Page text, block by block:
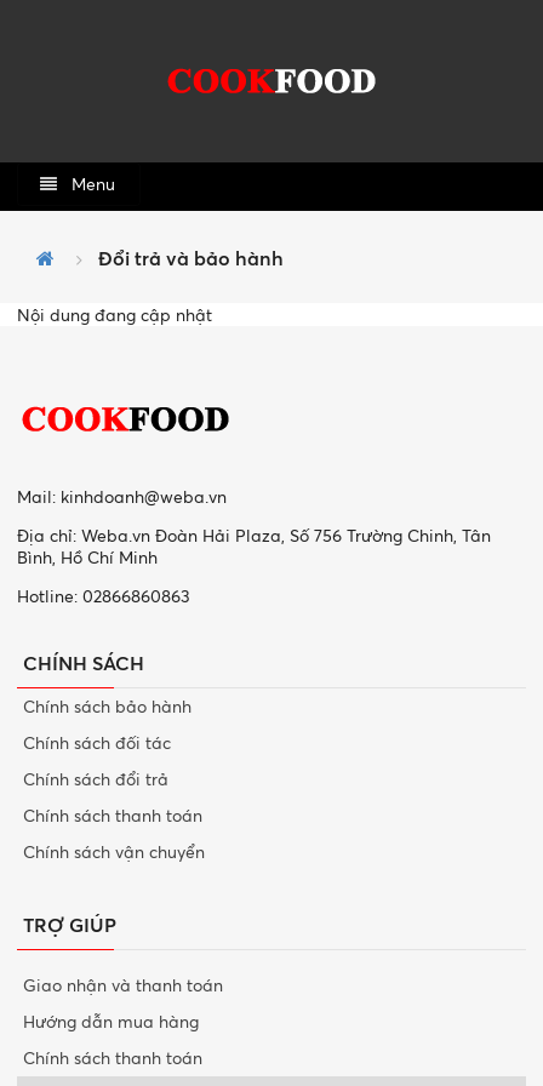
Menu
Đổi trả và bảo hành
Nội dung đang cập nhật
Mail: kinhdoanh@weba.vn
Địa chỉ: Weba.vn Đoàn Hải Plaza, Số 756 Trường Chinh, Tân
Bình, Hồ Chí Minh
Hotline: 02866860863
CHÍNH SÁCH
Chính sách bảo hành
Chính sách đối tác
Chính sách đổi trả
Chính sách thanh toán
Chính sách vận chuyển
TRỢ GIÚP
Giao nhận và thanh toán
Hướng dẫn mua hàng
Chính sách thanh toán